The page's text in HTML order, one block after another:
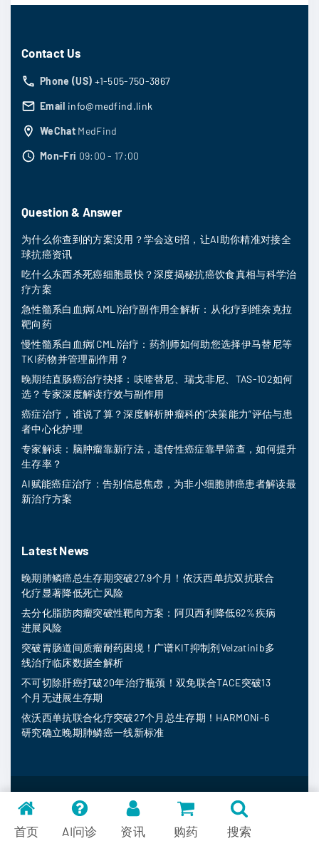
Contact Us
Phone (US) +1-505-750-3867
Email info@medfind.link
WeChat MedFind
Mon-Fri 09:00 - 17:00
Question & Answer
为什么你查到的方案没用？学会这6招，让AI助你精准对接全
球抗癌资讯
吃什么东西杀死癌细胞最快？深度揭秘抗癌饮食真相与科学治
疗方案
急性髓系白血病(AML)治疗副作用全解析：从化疗到维奈克拉
靶向药
慢性髓系白血病(CML)治疗：药剂师如何助您选择伊马替尼等
TKI药物并管理副作用？
晚期结直肠癌治疗抉择：呋喹替尼、瑞戈非尼、TAS-102如何
选？专家深度解读疗效与副作用
癌症治疗，谁说了算？深度解析肿瘤科的“决策能力”评估与患
者中心化护理
专家解读：脑肿瘤靠新疗法，遗传性癌症靠早筛查，如何提升
生存率？
AI赋能癌症治疗：告别信息焦虑，为非小细胞肺癌患者解读最
新治疗方案
Latest News
晚期肺鳞癌总生存期突破27.9个月！依沃西单抗双抗联合
化疗显著降低死亡风险
去分化脂肪肉瘤突破性靶向方案：阿贝西利降低62%疾病
进展风险
突破胃肠道间质瘤耐药困境！广谱KIT抑制剂Velzatinib多
线治疗临床数据全解析
不可切除肝癌打破20年治疗瓶颈！双免联合TACE突破13
个月无进展生存期
依沃西单抗联合化疗突破27个月总生存期！HARMONi-6
研究确立晚期肺鳞癌一线新标准
MedFind © 2026
首页 AI问诊 资讯 购药 搜索